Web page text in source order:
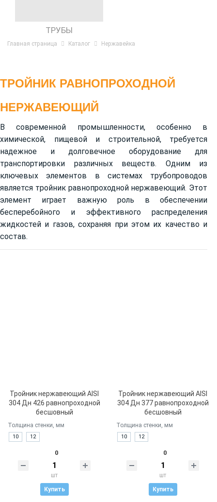
ТРУБЫ
Главная страница Каталог Нержавейка
ТРОЙНИК РАВНОПРОХОДНОЙ
НЕРЖАВЕЮЩИЙ
В современной промышленности, особенно в
химической, пищевой и строительной, требуется
надежное и долговечное оборудование для
транспортировки различных веществ. Одним из
ключевых элементов в системах трубопроводов
является тройник равнопроходной нержавеющий. Этот
элемент играет важную роль в обеспечении
бесперебойного и эффективного распределения
жидкостей и газов, сохраняя при этом их качество и
состав.
Тройник нержавеющий AISI
304 Дн 426 равнопроходной
бесшовный
Толщина стенки, мм
10 12
0
шт
Купить
Тройник нержавеющий AISI
304 Дн 377 равнопроходной
бесшовный
Толщина стенки, мм
10 12
0
шт
Купить